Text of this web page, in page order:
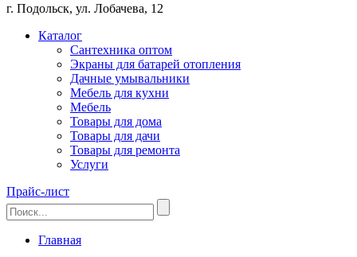
г. Подольск, ул. Лобачева, 12
Каталог
Сантехника оптом
Экраны для батарей отопления
Дачные умывальники
Мебель для кухни
Мебель
Товары для дома
Товары для дачи
Товары для ремонта
Услуги
Прайс-лист
Главная